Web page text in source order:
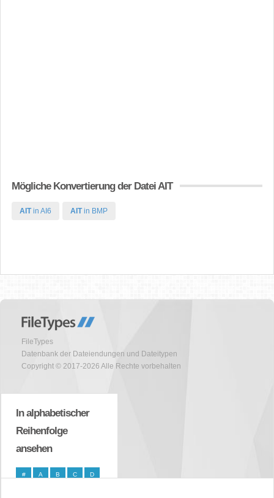
Mögliche Konvertierung der Datei AIT
AITin AI6 AITin BMP
FileTypes
Datenbank der Dateiendungen und Dateitypen
Copyright © 2017-2026 Alle Rechte vorbehalten
In alphabetischer
Reihenfolge
ansehen
# A B C D